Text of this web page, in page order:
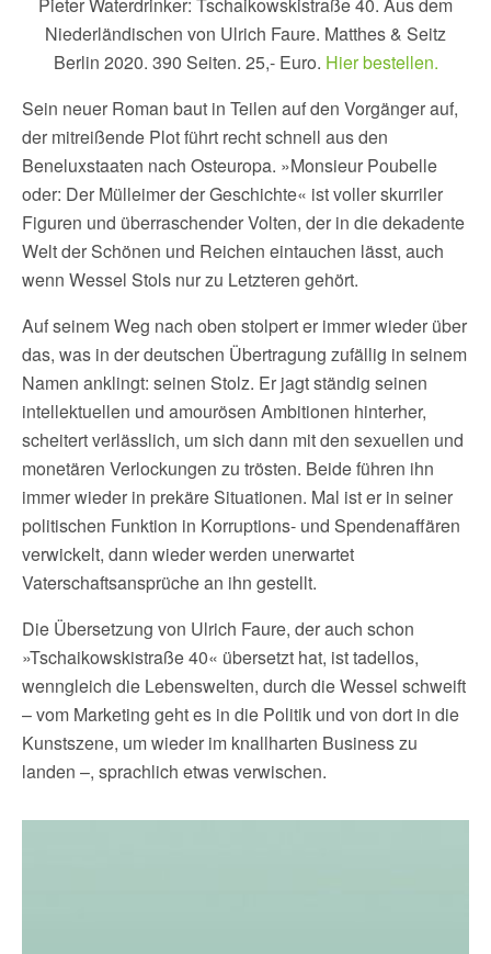
Niederländischen von Ulrich Faure. Matthes & Seitz
Berlin 2020. 390 Seiten. 25,- Euro. Hier bestellen.
Sein neuer Roman baut in Teilen auf den Vorgänger auf,
der mitreißende Plot führt recht schnell aus den
Beneluxstaaten nach Osteuropa. »Monsieur Poubelle
oder: Der Mülleimer der Geschichte« ist voller skurriler
Figuren und überraschender Volten, der in die dekadente
Welt der Schönen und Reichen eintauchen lässt, auch
wenn Wessel Stols nur zu Letzteren gehört.
Auf seinem Weg nach oben stolpert er immer wieder über
das, was in der deutschen Übertragung zufällig in seinem
Namen anklingt: seinen Stolz. Er jagt ständig seinen
intellektuellen und amourösen Ambitionen hinterher,
scheitert verlässlich, um sich dann mit den sexuellen und
monetären Verlockungen zu trösten. Beide führen ihn
immer wieder in prekäre Situationen. Mal ist er in seiner
politischen Funktion in Korruptions- und Spendenaffären
verwickelt, dann wieder werden unerwartet
Vaterschaftsansprüche an ihn gestellt.
Die Übersetzung von Ulrich Faure, der auch schon
»Tschaikowskistraße 40« übersetzt hat, ist tadellos,
wenngleich die Lebenswelten, durch die Wessel schweift
– vom Marketing geht es in die Politik und von dort in die
Kunstszene, um wieder im knallharten Business zu
landen –, sprachlich etwas verwischen.